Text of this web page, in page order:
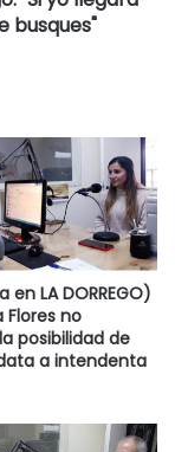
y desempeño
un cuño
personal.
programáticas
es todo
sus adalides
LUNES A
busques"
en LA DORREGO)
Flores no
posibilidad de
a intendenta